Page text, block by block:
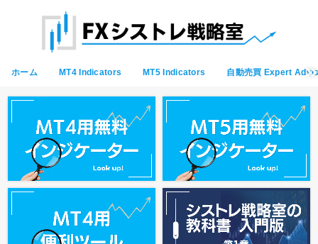
ホーム MT4 Indicators MT5 Indicators 自動売買 Expert